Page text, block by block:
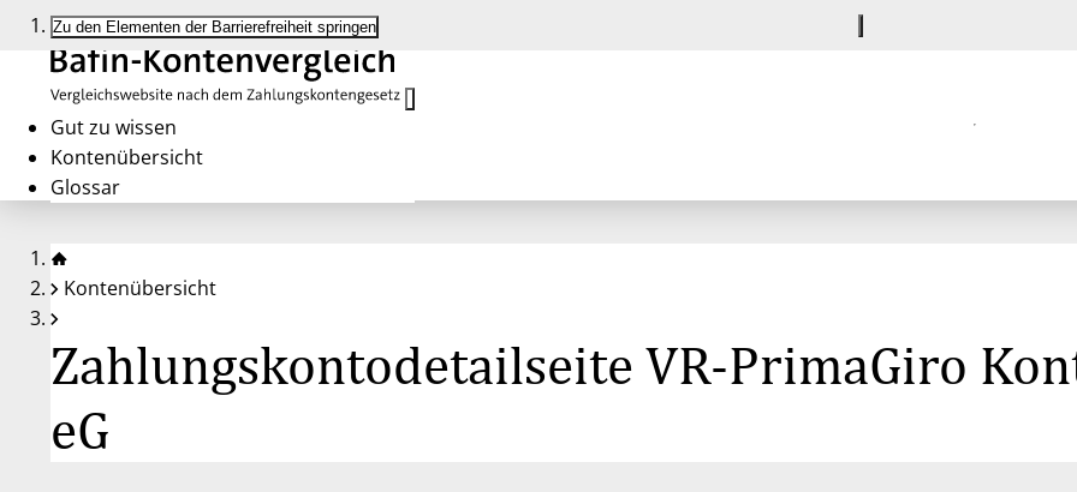
Zu den Elementen der Barrierefreiheit springen
Gut zu wissen
Kontenübersicht
Glossar
Kontenübersicht
Zahlungskontodetailseite VR-PrimaGiro
eG